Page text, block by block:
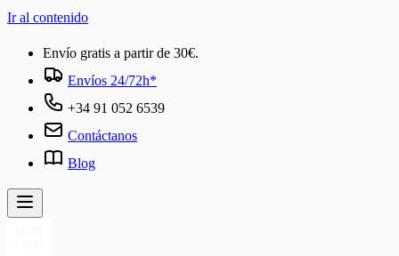
Ir al contenido
Envío gratis a partir de 30€.
Envíos 24/72h*
+34 91 052 6539
Contáctanos
Blog